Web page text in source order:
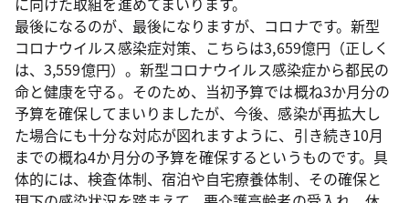
最後になるのが、最後になりますが、コロナです。新型
コロナウイルス感染症対策、こちらは3,659億円（正しく
は、3,559億円）。新型コロナウイルス感染症から都民の
命と健康を守る。そのため、当初予算では概ね3か月分の
予算を確保してまいりましたが、今後、感染が再拡大し
た場合にも十分な対応が図れますように、引き続き10月
までの概ね4か月分の予算を確保するというものです。具
体的には、検査体制、宿泊や自宅療養体制、その確保と